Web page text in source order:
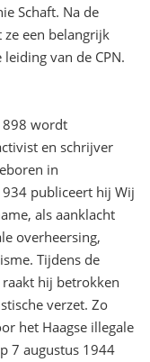
Schaft. Na de
een belangrijk
van de CPN.
wordt
en schrijver
in
publiceert hij Wij
als aanklacht
overheersing,
Tijdens de
hij betrokken
verzet. Zo
het Haagse illegale
7 augustus 1944